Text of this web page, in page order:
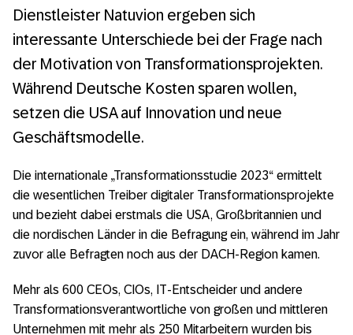
Dienstleister Natuvion ergeben sich
interessante Unterschiede bei der Frage nach
der Motivation von Transformationsprojekten.
Während Deutsche Kosten sparen wollen,
setzen die USA auf Innovation und neue
Geschäftsmodelle.
Die internationale „Transformationsstudie 2023“ ermittelt
die wesentlichen Treiber digitaler Transformationsprojekte
und bezieht dabei erstmals die USA, Großbritannien und
die nordischen Länder in die Befragung ein, während im Jahr
zuvor alle Befragten noch aus der DACH-Region kamen.
Mehr als 600 CEOs, CIOs, IT-Entscheider und andere
Transformationsverantwortliche von großen und mittleren
Unternehmen mit mehr als 250 Mitarbeitern wurden bis